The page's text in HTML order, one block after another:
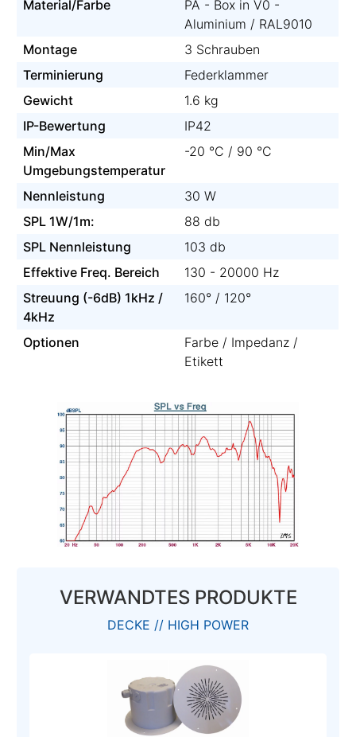
VERWANDTES PRODUKTE
DECKE // HIGH POWER
Material/Farbe
PA - Box in V0 -
Aluminium / RAL9010
Montage
3 Schrauben
Terminierung
Federklammer
Gewicht
1.6 kg
IP-Bewertung
IP42
Min/Max
Umgebungstemperatur
-20 °C / 90 °C
Nennleistung
30 W
SPL 1W/1m:
88 db
SPL Nennleistung
103 db
Effektive Freq. Bereich
130 - 20000 Hz
Streuung (-6dB) 1kHz /
4kHz
160° / 120°
Optionen
Farbe / Impedanz /
Etikett